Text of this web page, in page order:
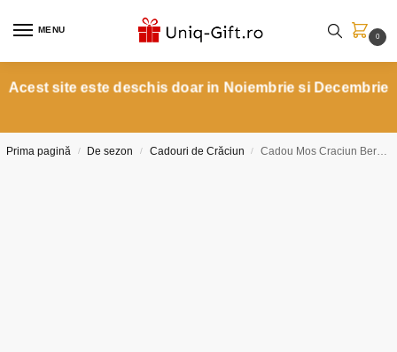
MENU
0
Acest site este deschis doar in Noiembrie si Decembrie
Prima pagină / De sezon / Cadouri de Crăciun / Cadou Mos Craciun Bere + Cizmulita personalizate